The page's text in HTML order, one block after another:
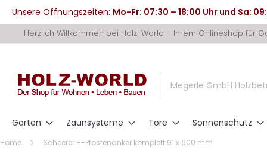
Unsere Öffnungszeiten: Mo-Fr: 07:30 – 18:00 Uhr und Sa:
zum
Herzlich Willkommen bei Holz-World – Ihrem Onlineshop für
Megerle GmbH
Garten Zaunsysteme Tore Sonnenschutz
Home Scheerer H-Pfostenanker komplett 91 x 600 mm